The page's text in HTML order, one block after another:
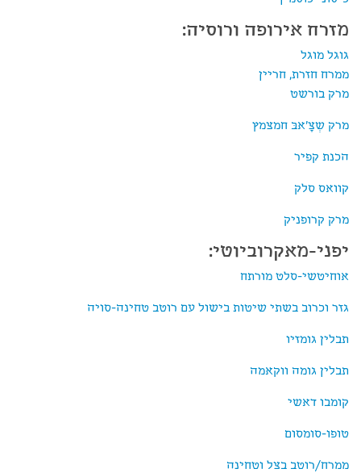
מזרח אירופה ורוסיה:
גוגל מוגל
ממרח חזרת, חריין
מרק בורשט
מרק שְצָ'אבּ חמצמץ
הכנת קפיר
קוואס סלק
מרק קרופניק
יפני-מאקרוביוטי:
אוחיטשי-סלט מורתח
גזר וכרוב בשתי שיטות בישול עם רוטב טחינה-סויה
תבלין גומזיו
תבלין גומה ווקאמה
קומבו דאשי
טופו-סומסום
ממרח/רוטב בצל וטחינה